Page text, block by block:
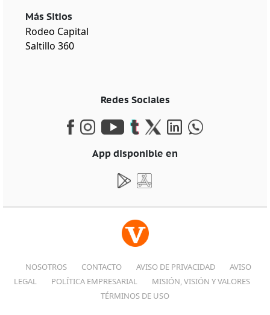
Más Sitios
Rodeo Capital
Saltillo 360
Redes Sociales
App disponible en
NOSOTROS CONTACTO AVISO DE PRIVACIDAD
AVISO
LEGAL
POLÍTICA EMPRESARIAL
MISIÓN, VISIÓN Y VALORES
TÉRMINOS DE USO